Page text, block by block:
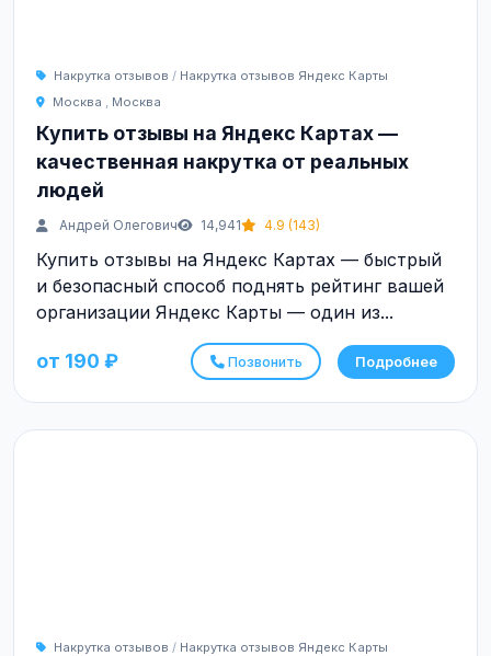
Накрутка отзывов / Накрутка отзывов Яндекс Карты
Москва , Москва
Купить отзывы на Яндекс Картах —
качественная накрутка от реальных
людей
Андрей Олегович 14,941 4.9 (143)
Купить отзывы на Яндекс Картах — быстрый
и безопасный способ поднять рейтинг вашей
организации Яндекс Карты — один из...
от 190 ₽ Позвонить Подробнее
Накрутка отзывов / Накрутка отзывов Яндекс Карты